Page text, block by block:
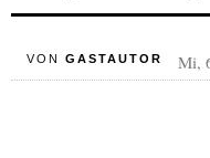
VON GASTAUTOR Mi,